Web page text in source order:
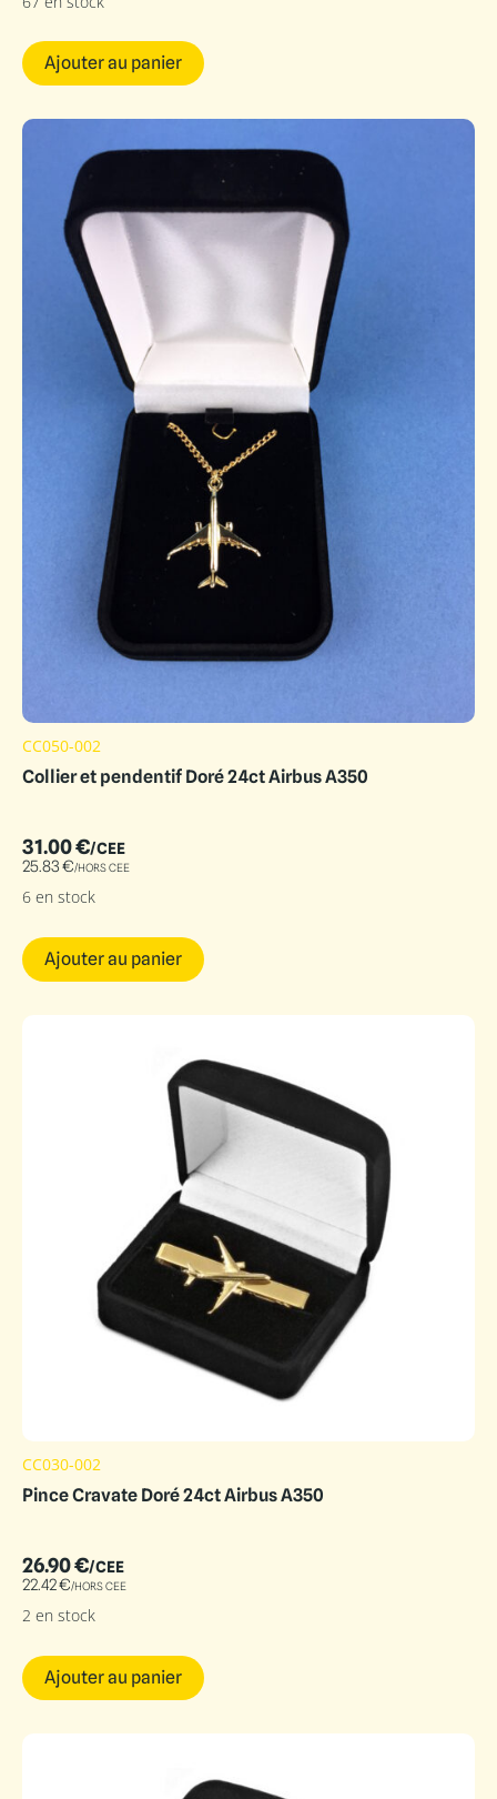
Ajouter au panier
CC050-002
Collier et pendentif Doré 24ct Airbus A350
31.00€/CEE
25.83€/HORS CEE
6 en stock
Ajouter au panier
CC030-002
Pince Cravate Doré 24ct Airbus A350
26.90€/CEE
22.42€/HORS CEE
2 en stock
Ajouter au panier